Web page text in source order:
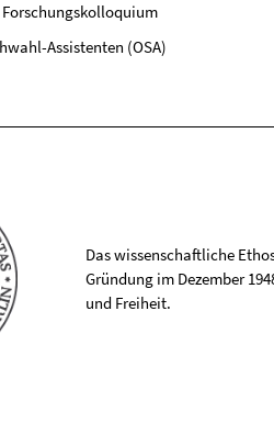
Assistenten (OSA)
Das wissenschaftliche
Gründung im Dezember
und Freiheit.